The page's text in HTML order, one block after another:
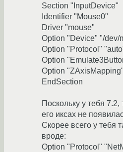
Section "InputDevice"
Identifier "Mouse0"
Driver "mouse"
Option "Device" "/dev/
Option "Protocol"
Option
Option
EndSection
Поскольку у тебя
его иксах не
Скорее всего у тебя
вроде:
Option "Protocol"